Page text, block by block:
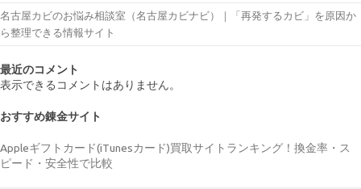
名古屋カビのお悩み相談室（名古屋カビナビ）｜「再発するカビ」を原因か
ら整理できる情報サイト
最近のコメント
表示できるコメントはありません。
おすすめ錬金サイト
Appleギフトカード(iTunesカード)買取サイトランキング！換金率・ス
ピード・安全性で比較